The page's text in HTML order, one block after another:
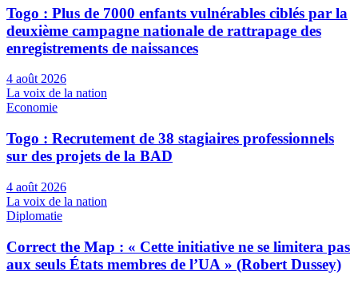
Togo : Plus de 7000 enfants vulnérables ciblés par la
deuxième campagne nationale de rattrapage des
enregistrements de naissances
4 août 2026
La voix de la nation
Economie
Togo : Recrutement de 38 stagiaires professionnels
sur des projets de la BAD
4 août 2026
La voix de la nation
Diplomatie
Correct the Map : « Cette initiative ne se limitera pas
aux seuls États membres de l’UA » (Robert Dussey)